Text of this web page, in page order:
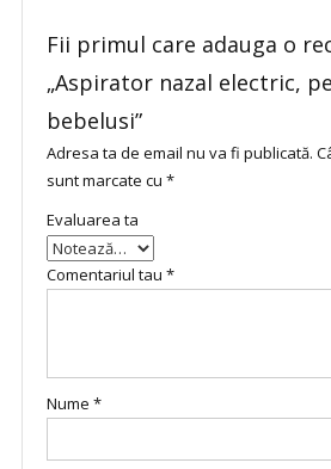
Fii primul care adauga o
„Aspirator nazal electric,
bebelusi”
Adresa ta de email nu va fi publicată.
sunt marcate cu *
Evaluarea ta
Comentariul tau *
Nume *